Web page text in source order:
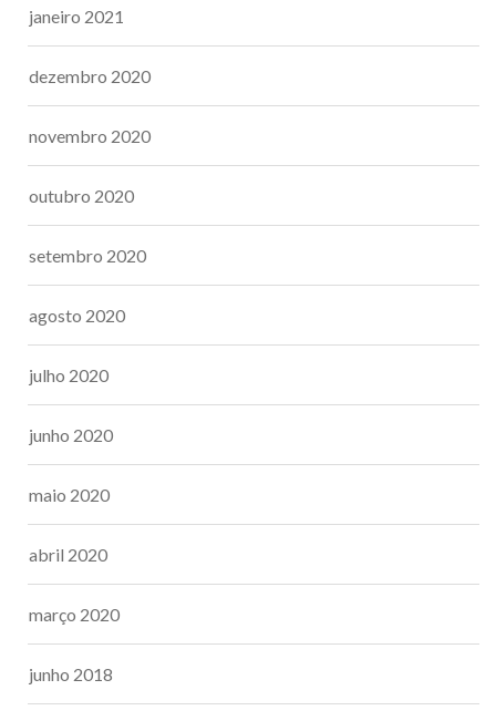
janeiro 2021
dezembro 2020
novembro 2020
outubro 2020
setembro 2020
agosto 2020
julho 2020
junho 2020
maio 2020
abril 2020
março 2020
junho 2018